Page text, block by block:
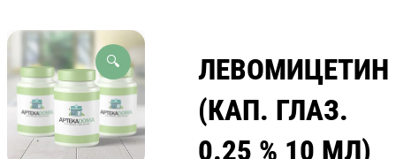
🔍
ЛЕВОМИЦЕТИН
(КАП. ГЛАЗ.
0.25 % 10 МЛ)